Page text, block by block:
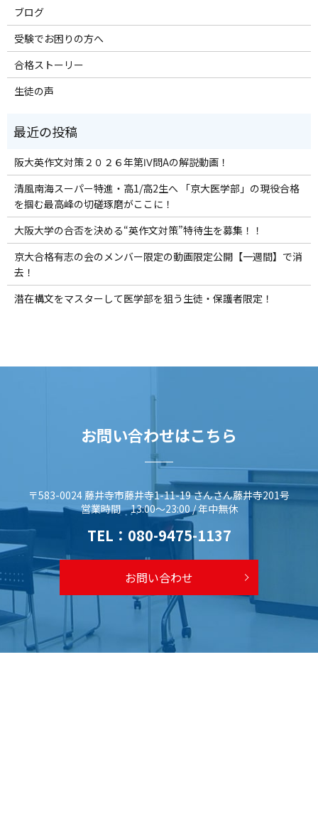
ブログ
受験でお困りの方へ
合格ストーリー
生徒の声
阪大英作文対策２０２６年第Ⅳ問Aの解説動画！
清風南海スーパー特進・高1/高2生へ 「京大医学部」の現役合格
を掴む最高峰の切磋琢磨がここに！
大阪大学の合否を決める“英作文対策”特待生を募集！！
京大合格有志の会のメンバー限定の動画限定公開【一週間】で消
去！
潜在構文をマスターして医学部を狙う生徒・保護者限定！
お問い合わせはこちら
〒583-0024 藤井寺市藤井寺1-11-19 さんさん藤井寺201号
営業時間 13:00～23:00 / 年中無休
TEL： 080-9475-1137
お問い合わせ